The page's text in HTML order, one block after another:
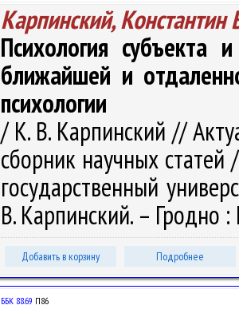
Карпинский, Константин
Психология субъекта
ближайшей и
психологии
/ К. В. Карпинский //
сборник научных
государственный
В. Карпинский. – Гродно
Добавить в корзину Подробнее
ББК 88.69 П86